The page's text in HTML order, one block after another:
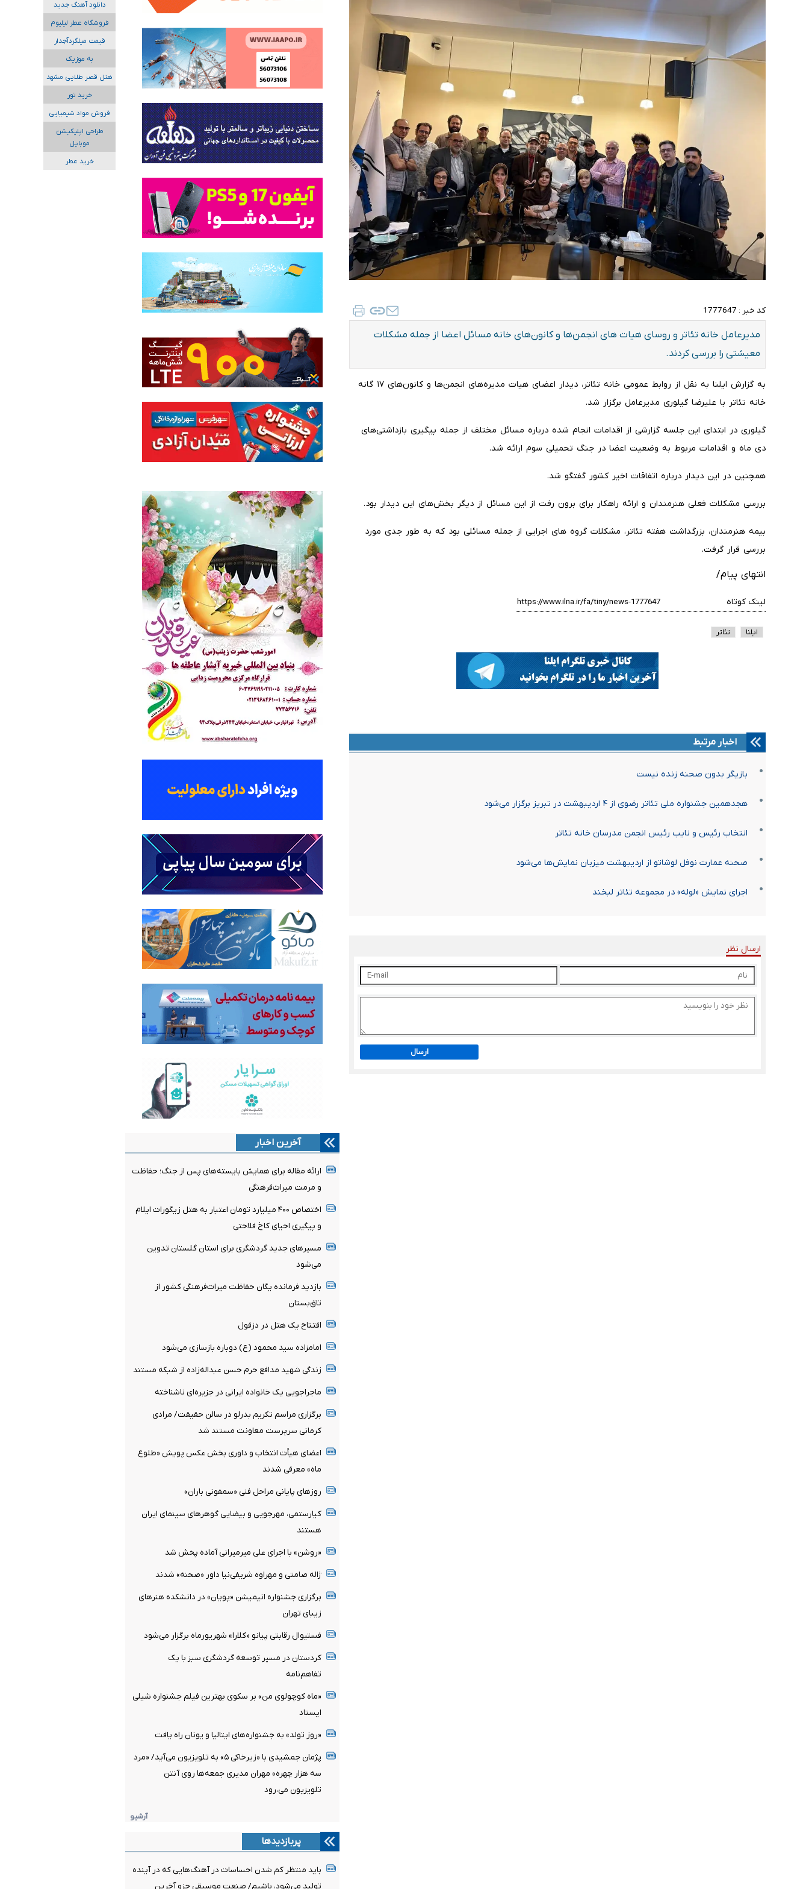
کد خبر : 1777647
مدیرعامل خانه تئاتر و روسای هیات های انجمن‌ها و کانون‌های خانه مسائل اعضا از جمله مشکلات
معیشتی را بررسی کردند.
به گزارش ایلنا به نقل از روابط عمومی خانه تئاتر، دیدار اعضای هیات مدیره‌های انجمن‌ها و کانون‌های ۱۷ گانه
خانه تئاتر با علیرضا گیلوری مدیرعامل برگزار شد.
گیلوری در ابتدای این جلسه گزارشی از اقدامات انجام شده درباره مسائل مختلف از جمله پیگیری بازداشتی‌های
دی ماه و اقدامات مربوط به وضعیت اعضا در جنگ تحمیلی سوم ارائه شد.
همچنین در این دیدار درباره اتفاقات اخیر کشور گفتگو شد.
بررسی مشکلات فعلی هنرمندان و ارائه راهکار برای برون رفت از این مسائل از دیگر بخش‌های این دیدار بود.
بیمه هنرمندان، بزرگداشت هفته تئاتر، مشکلات گروه های اجرایی از جمله مسائلی بود که به طور جدی مورد
بررسی قرار گرفت.
انتهای پیام/
لینک کوتاه
ایلنا تئاتر
اخبار مرتبط
بازیگر بدون صحنه زنده نیست
هجدهمین جشنواره ملی تئاتر رضوی از ۴ اردیبهشت‌ در تبریز برگزار می‌شود
انتخاب رئیس و نایب رئیس انجمن مدرسان خانه تئاتر
صحنه عمارت نوفل لوشاتو از اردیبهشت میزبان نمایش‌ها می‌شود
اجرای نمایش «لوله» در مجموعه تئاتر لبخند
ارسال نظر
ارسال
آخرین اخبار
ارائه مقاله برای همایش بایسته‌های پس از جنگ؛ حفاظت
و مرمت میراث‌فرهنگی
اختصاص ۴۰۰ میلیارد تومان اعتبار به هتل زیگورات ایلام
و پیگیری احیای کاخ فلاحتی
مسیرهای جدید گردشگری برای استان گلستان تدوین
می‌شود
بازدید فرمانده یگان حفاظت میراث‌فرهنگی کشور از
تاق‌بستان
افتتاح یک هتل در دزفول
امامزاده سید محمود (ع) دوباره بازسازی می‌شود
زندگی شهید مدافع حرم حسن عبداله‌زاده از شبکه مستند
ماجراجویی یک خانواده ایرانی در جزیره‌ای ناشناخته
برگزاری مراسم تکریم بدرلو در سالن حقیقت/ مرادی
کرمانی سرپرست معاونت مستند شد
اعضای هیأت انتخاب و داوری بخش عکس پویش «طلوع
ماه» معرفی شدند
روزهای پایانی مراحل فنی «سمفونی باران»
کیارستمی، مهرجویی و بیضایی گوهرهای سینمای ایران
هستند
«روشن» با اجرای علی میرمیرانی آماده پخش شد
ژاله صامتی و مهراوه شریفی‌نیا داور «صحنه» شدند
برگزاری جشنواره انیمیشن «پویان» در دانشکده هنرهای
زیبای تهران
فستیوال رقابتی پیانو «کلارا» شهریورماه برگزار می‌شود
کردستان در مسیر توسعه گردشگری سبز با یک
تفاهم‌نامه
«ماه کوچولوی من» بر سکوی بهترین فیلم جشنواره شیلی
ایستاد
«روز تولد» به جشنواره‌های ایتالیا و یونان راه یافت
پژمان جمشیدی با «زیرخاکی ۵» به تلویزیون می‌آید/ «مرد
سه هزار چهره» مهران مدیری جمعه‌ها روی آنتن
تلویزیون می‌،رود
آرشیو
پربازدیدها
باید منتظر کم شدن احساسات در آهنگ‌هایی که در آینده
تولید می‌شود، باشیم/ صنعت موسیقی جزو آخرین
دانلود آهنگ جدید
فروشگاه عطر لیلیوم
قیمت میلگردآجدار
به موزیک
هتل قصر طلایی مشهد
خرید تور
فروش مواد شیمیایی
طراحی اپلیکیشن
موبایل
خرید عطر